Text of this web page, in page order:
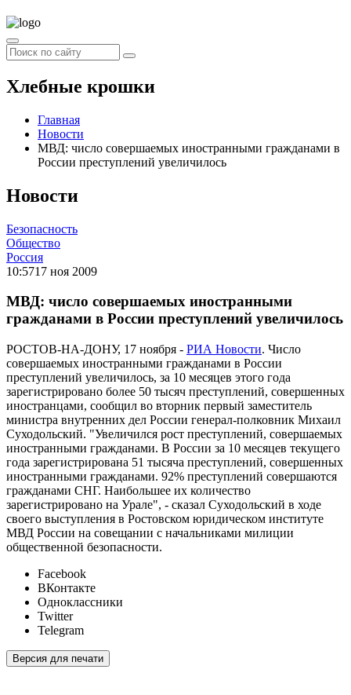
Хлебные крошки
Главная
Новости
МВД: число совершаемых иностранными гражданами в
России преступлений увеличилось
Новости
Безопасность
Общество
Россия
10:5717 ноя 2009
МВД: число совершаемых иностранными
гражданами в России преступлений увеличилось
РОСТОВ-НА-ДОНУ, 17 ноября - РИА Новости. Число
совершаемых иностранными гражданами в России
преступлений увеличилось, за 10 месяцев этого года
зарегистрировано более 50 тысяч преступлений, совершенных
иностранцами, сообщил во вторник первый заместитель
министра внутренних дел России генерал-полковник Михаил
Суходольский. "Увеличился рост преступлений, совершаемых
иностранными гражданами. В России за 10 месяцев текущего
года зарегистрирована 51 тысяча преступлений, совершенных
иностранными гражданами. 92% преступлений совершаются
гражданами СНГ. Наибольшее их количество
зарегистрировано на Урале", - сказал Суходольский в ходе
своего выступления в Ростовском юридическом институте
МВД России на совещании с начальниками милиции
общественной безопасности.
Facebook
ВКонтакте
Одноклассники
Twitter
Telegram
Версия для печати